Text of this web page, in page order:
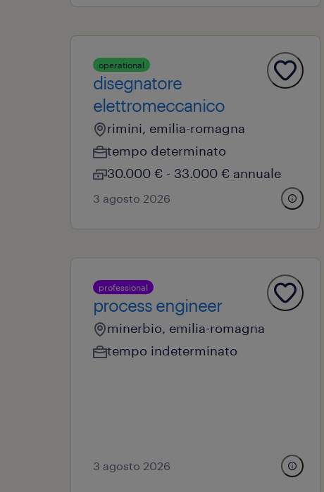
operational
disegnatore
elettromeccanico
rimini, emilia-romagna
tempo determinato
30.000 € - 33.000 € annuale
3 agosto 2026
professional
process engineer
minerbio, emilia-romagna
tempo indeterminato
3 agosto 2026